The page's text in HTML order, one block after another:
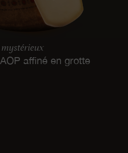
affiné en grotte